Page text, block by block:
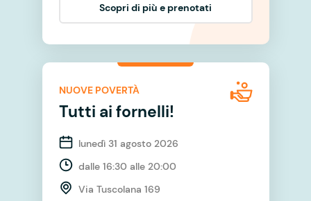
Scopri di più e prenotati
NUOVE POVERTÀ
Tutti ai fornelli!
lunedì 31 agosto 2026
dalle 16:30 alle 20:00
Via Tuscolana 169